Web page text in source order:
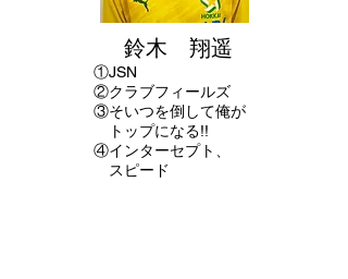
鈴木 翔遥
①JSN
②クラブフィールズ
​③そいつを倒して俺が
トップになる!!
④インターセプト、
スピード